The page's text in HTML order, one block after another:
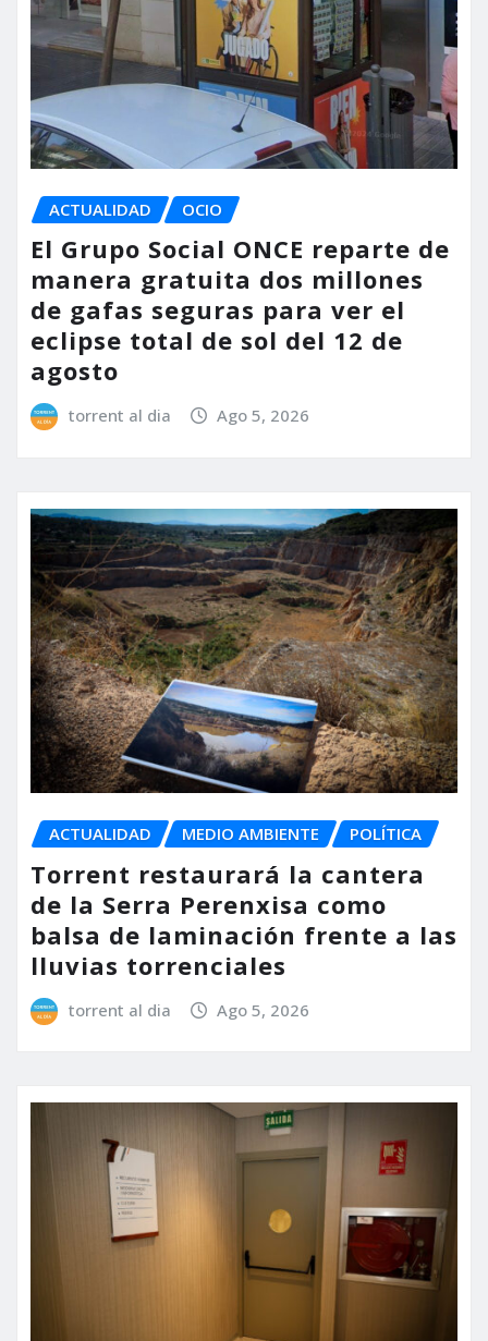
ACTUALIDAD OCIO
El Grupo Social ONCE reparte de
manera gratuita dos millones
de gafas seguras para ver el
eclipse total de sol del 12 de
agosto
torrent al dia Ago 5, 2026
ACTUALIDAD MEDIO AMBIENTE POLÍTICA
Torrent restaurará la cantera
de la Serra Perenxisa como
balsa de laminación frente a las
lluvias torrenciales
torrent al dia Ago 5, 2026